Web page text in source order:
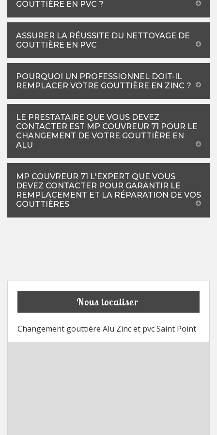
GOUTTIÈRE EN PVC ?
ASSURER LA RÉUSSITE DU NETTOYAGE DE
GOUTTIÈRE EN PVC
POURQUOI UN PROFESSIONNEL DOIT-IL
REMPLACER VOTRE GOUTTIÈRE EN ZINC ?
LE PRESTATAIRE QUE VOUS DEVEZ
CONTACTER EST MP COUVREUR 71 POUR LE
CHANGEMENT DE VOTRE GOUTTIÈRE EN
ALU
MP COUVREUR 71 L'EXPERT QUE VOUS
DEVEZ CONTACTER POUR GARANTIR LE
REMPLACEMENT ET LA RÉPARATION DE VOS
GOUTTIÈRES
Nous localiser
Changement gouttière Alu Zinc et pvc Saint Point